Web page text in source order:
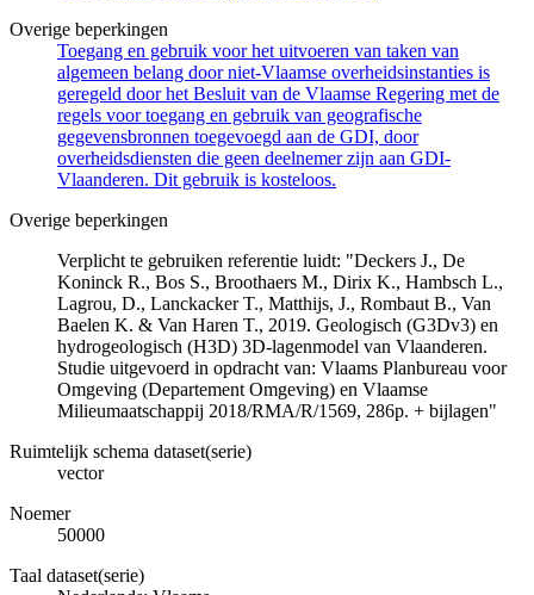
Overige beperkingen
Toegang en gebruik voor het uitvoeren van taken van
algemeen belang door niet-Vlaamse overheidsinstanties is
geregeld door het Besluit van de Vlaamse Regering met de
regels voor toegang en gebruik van geografische
gegevensbronnen toegevoegd aan de GDI, door
overheidsdiensten die geen deelnemer zijn aan GDI-
Vlaanderen. Dit gebruik is kosteloos.
Overige beperkingen
Verplicht te gebruiken referentie luidt: "Deckers J., De
Koninck R., Bos S., Broothaers M., Dirix K., Hambsch L.,
Lagrou, D., Lanckacker T., Matthijs, J., Rombaut B., Van
Baelen K. & Van Haren T., 2019. Geologisch (G3Dv3) en
hydrogeologisch (H3D) 3D-lagenmodel van Vlaanderen.
Studie uitgevoerd in opdracht van: Vlaams Planbureau voor
Omgeving (Departement Omgeving) en Vlaamse
Milieumaatschappij 2018/RMA/R/1569, 286p. + bijlagen"
Ruimtelijk schema dataset(serie)
vector
Noemer
50000
Taal dataset(serie)